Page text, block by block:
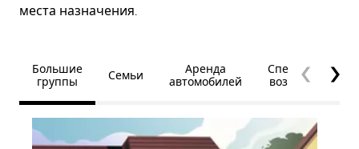
места назначения.
Большие
группы
Семьи
Аренда
автомобилей
Специальные
возможности